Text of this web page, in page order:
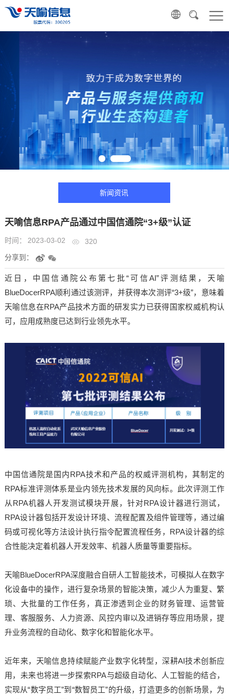
新闻资讯
天喻信息RPA产品通过中国信通院“3+级”认证
时间： 2023-03-02
320
分享到：
近日，中国信通院公布第七批“可信AI”评测结果，天喻
BlueDocerRPA顺利通过该测评，并获得本次测评“3+级”，意味着
天喻信息在RPA产品技术方面的研发实力已获得国家权威机构认
可，应用成熟度已达到行业领先水平。
中国信通院是国内RPA技术和产品的权威评测机构，其制定的
RPA标准评测体系是业内领先技术发展的风向标。此次评测工作
从RPA机器人开发测试模块开展，针对RPA设计器进行测试，
RPA设计器包括开发设计环境、流程配置及组件管理等，通过编
码或可视化等方法设计执行指令配置流程任务，RPA设计器的综
合性能决定着机器人开发效率、机器人质量等重要指标。
天喻BlueDocerRPA深度融合自研人工智能技术，可模拟人在数字
化设备中的操作，进行复杂场景的智能决策，减少人为重复、繁
琐、大批量的工作任务，真正渗透到企业的财务管理、运营管
理、客服服务、人力资源、风控内审以及进销存等应用场景，提
升业务流程的自动化、数字化和智能化水平。
近年来，天喻信息持续赋能产业数字化转型，深耕AI技术创新应
用，未来也将进一步探索RPA与超级自动化、人工智能的结合，
实现从“数字员工”到“数智员工”的升级，打造更多的创新场景，为